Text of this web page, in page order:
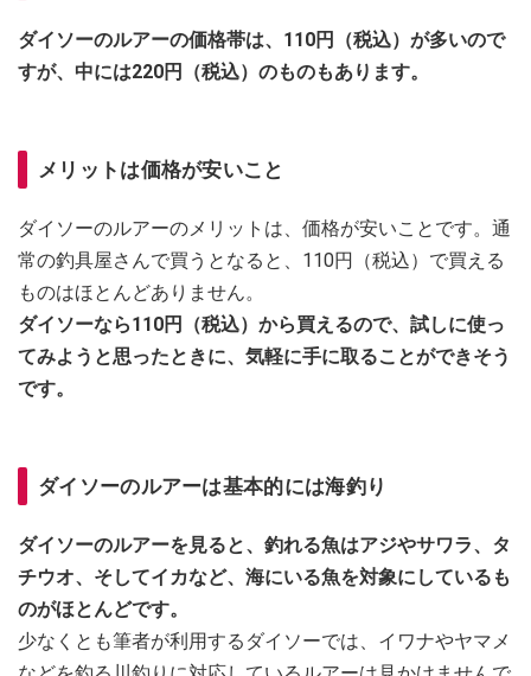
ダイソーのルアーの価格帯は、110円（税込）が多いので
すが、中には220円（税込）のものもあります。
メリットは価格が安いこと
ダイソーのルアーのメリットは、価格が安いことです。通
常の釣具屋さんで買うとなると、110円（税込）で買える
ものはほとんどありません。
ダイソーなら110円（税込）から買えるので、試しに使っ
てみようと思ったときに、気軽に手に取ることができそう
です。
ダイソーのルアーは基本的には海釣り
ダイソーのルアーを見ると、釣れる魚はアジやサワラ、タ
チウオ、そしてイカなど、海にいる魚を対象にしているも
のがほとんどです。
少なくとも筆者が利用するダイソーでは、イワナやヤマメ